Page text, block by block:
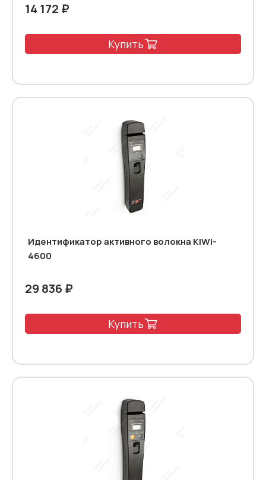
14 172 ₽
Купить
Идентификатор активного волокна KIWI-
4600
29 836 ₽
Купить